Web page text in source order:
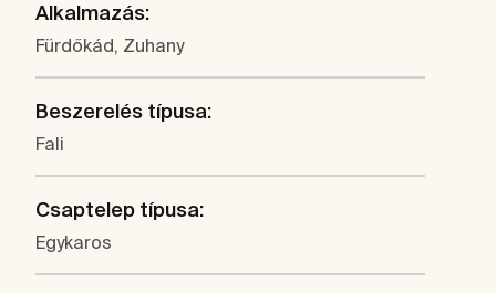
Alkalmazás:
Fürdőkád, Zuhany
Beszerelés típusa:
Fali
Csaptelep típusa:
Egykaros